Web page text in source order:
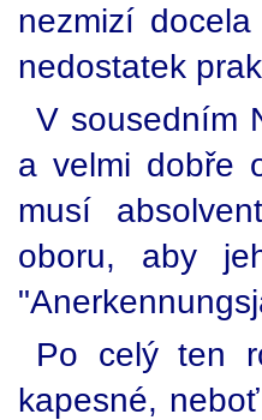
nezmizí
nedostatek
V sousedním
a velmi dobře
musí
oboru, aby
Po celý ten
kapesné,